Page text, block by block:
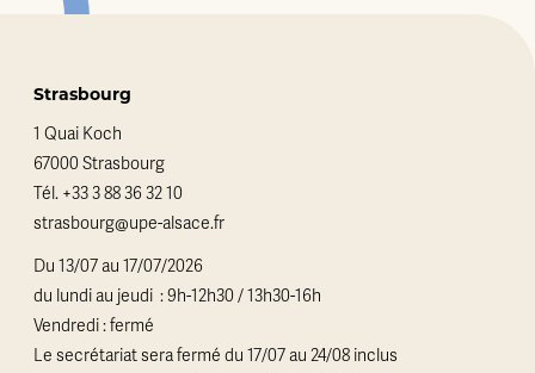
Strasbourg
1 Quai Koch
67000 Strasbourg
Tél. +33 3 88 36 32 10
strasbourg@upe-alsace.fr
Du 13/07 au 17/07/2026
du lundi au jeudi : 9h-12h30 / 13h30-16h
Vendredi : fermé
Le secrétariat sera fermé du 17/07 au 24/08 inclus